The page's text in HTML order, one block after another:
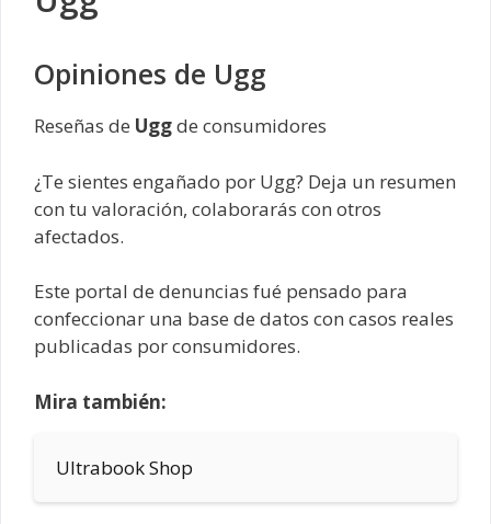
Opiniones de Ugg
Reseñas de Uggde consumidores
¿Te sientes engañado por Ugg? Deja un resumen
con tu valoración, colaborarás con otros
afectados.
Este portal de denuncias fué pensado para
confeccionar una base de datos con casos reales
publicadas por consumidores.
Mira también:
Ultrabook Shop